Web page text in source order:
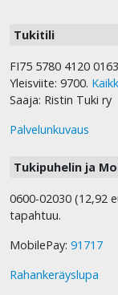
Tukitili
FI75 5780 4120
Yleisviite: 9700.
Saaja: Ristin Tuki ry
Palvelunkuvaus
Tukipuhelin ja
0600-02030 (12,92
tapahtuu.
MobilePay: 91717
Rahankeräyslupa